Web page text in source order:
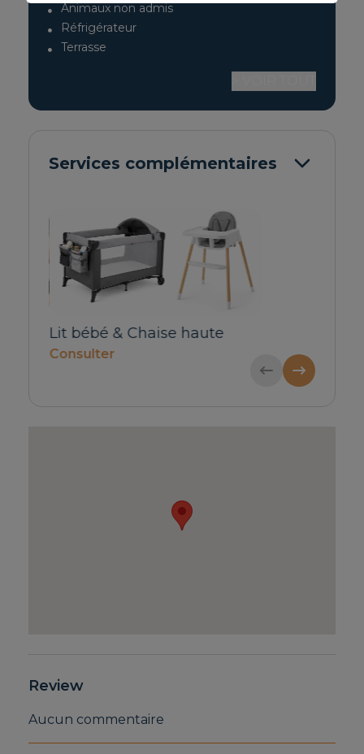
Animaux non admis
Réfrigérateur
Terrasse
Services complémentaires
Lit bébé & Chaise haute
Consulter
pour 1-4
60€ /
Review
Aucun commentaire